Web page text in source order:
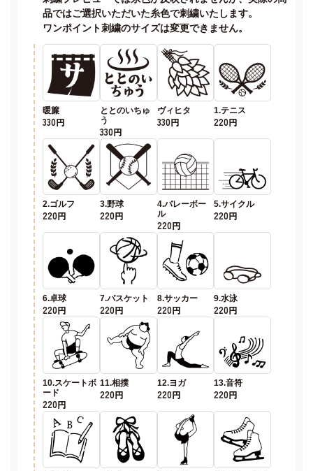
品ではご選択いただいた糸色で刺繍いたします。
ワンポイント刺繍のサイズは変更できません。
暖簾
330円
ととのいちゅ
う
330円
ヴィヒタ
330円
1.テニス
220円
2.ゴルフ
220円
3.野球
220円
4.バレーボー
ル
220円
5.サイクル
220円
6.卓球
220円
7.バスケット
220円
8.サッカー
220円
9.水泳
220円
10.スケートボ
ード
220円
11.相撲
220円
12.ヨガ
220円
13.音符
220円